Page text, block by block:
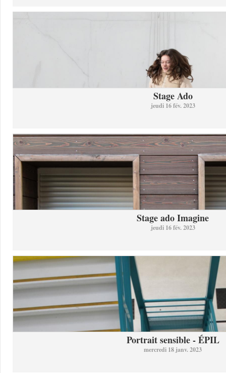
Stage Ado
jeudi 16 fév. 2023
Stage ado Imagine
jeudi 16 fév. 2023
Portrait sensible - ÉPIL
mercredi 18 janv. 2023